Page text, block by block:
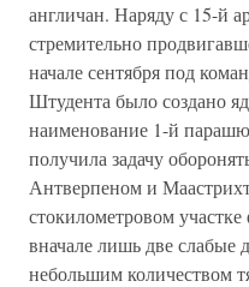
англичан. Наряду с 15-й
стремительно
начале сентября под
Штудента было создано
наименование 1-й
получила задачу
Антверпеном и
стокилометровом
вначале лишь две слабые
небольшим количеством